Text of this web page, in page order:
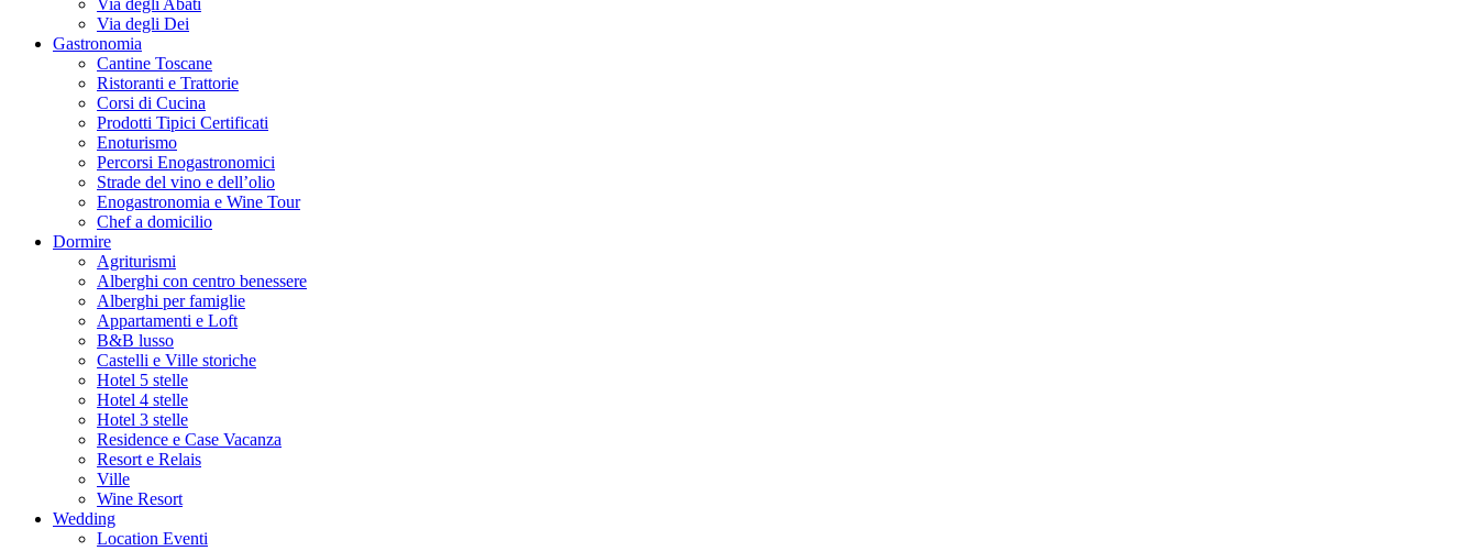
Via degli Abati
Via degli Dei
Gastronomia
Cantine Toscane
Ristoranti e Trattorie
Corsi di Cucina
Prodotti Tipici Certificati
Enoturismo
Percorsi Enogastronomici
Strade del vino e dell’olio
Enogastronomia e Wine Tour
Chef a domicilio
Dormire
Agriturismi
Alberghi con centro benessere
Alberghi per famiglie
Appartamenti e Loft
B&B lusso
Castelli e Ville storiche
Hotel 5 stelle
Hotel 4 stelle
Hotel 3 stelle
Residence e Case Vacanza
Resort e Relais
Ville
Wine Resort
Wedding
Location Eventi